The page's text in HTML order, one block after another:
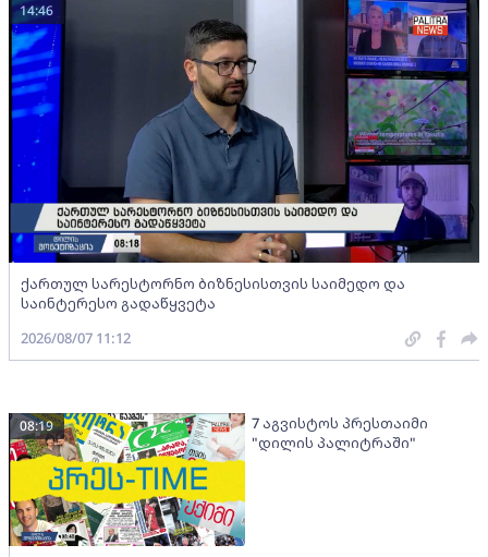
ქართულ სარესტორნო ბიზნესისთვის საიმედო და
საინტერესო გადაწყვეტა
14:46
2026/08/07 11:12
7 აგვისტოს პრესთაიმი
"დილის პალიტრაში"
08:19